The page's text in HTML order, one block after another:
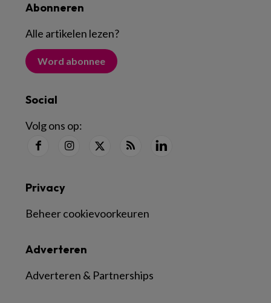
Abonneren
Alle artikelen lezen?
Word abonnee
Social
Volg ons op:
Adverteren
Adverteren & Partnerships
Privacy
Beheer cookievoorkeuren